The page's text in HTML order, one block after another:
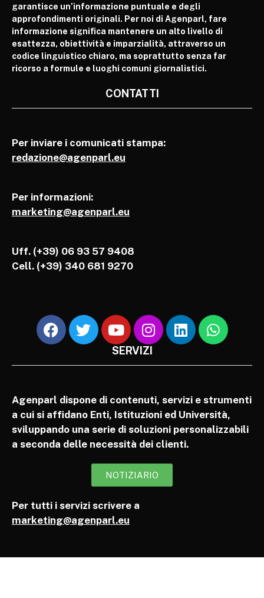
garantisce un’informazione puntuale e degli
approfondimenti originali. Per noi di Agenparl, fare
informazione significa mantenere un alto livello di
esattezza, obiettività e imparzialità, attraverso un
codice linguistico chiaro, ma soprattutto senza far
ricorso a formule e luoghi comuni giornalistici.
CONTATTI
Per inviare i comunicati stampa:
redazione@agenparl.eu
Per informazioni:
marketing@agenparl.eu
Uff. (+39) 06 93 57 9408
Cell. (+39) 340 681 9270
SERVIZI
Agenparl dispone di contenuti, servizi e strumenti
a cui si affidano Enti, Istituzioni ed Università,
sviluppando una serie di soluzioni personalizzabili
a seconda delle necessità dei clienti.
NOTIZIARIO
Per tutti i servizi scrivere a
marketing@agenparl.eu